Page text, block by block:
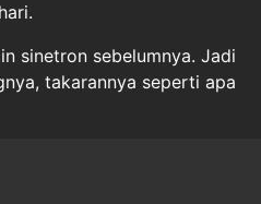
sinetron sebelumnya. Jadi
takarannya seperti apa